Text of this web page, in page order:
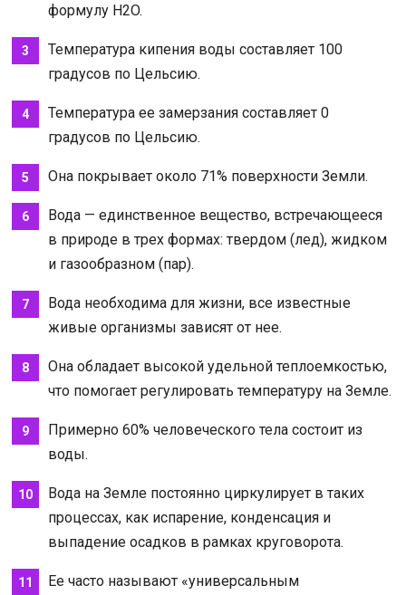
формулу H2O.
Температура кипения воды составляет 100
градусов по Цельсию.
Температура ее замерзания составляет 0
градусов по Цельсию.
Она покрывает около 71% поверхности Земли.
Вода — единственное вещество, встречающееся
в природе в трех формах: твердом (лед), жидком
и газообразном (пар).
Вода необходима для жизни, все известные
живые организмы зависят от нее.
Она обладает высокой удельной теплоемкостью,
что помогает регулировать температуру на Земле.
Примерно 60% человеческого тела состоит из
воды.
Вода на Земле постоянно циркулирует в таких
процессах, как испарение, конденсация и
выпадение осадков в рамках круговорота.
Ее часто называют «универсальным